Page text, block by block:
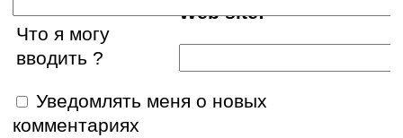
Web site:
Что я могу
вводить ?
Уведомлять меня о новых
комментариях